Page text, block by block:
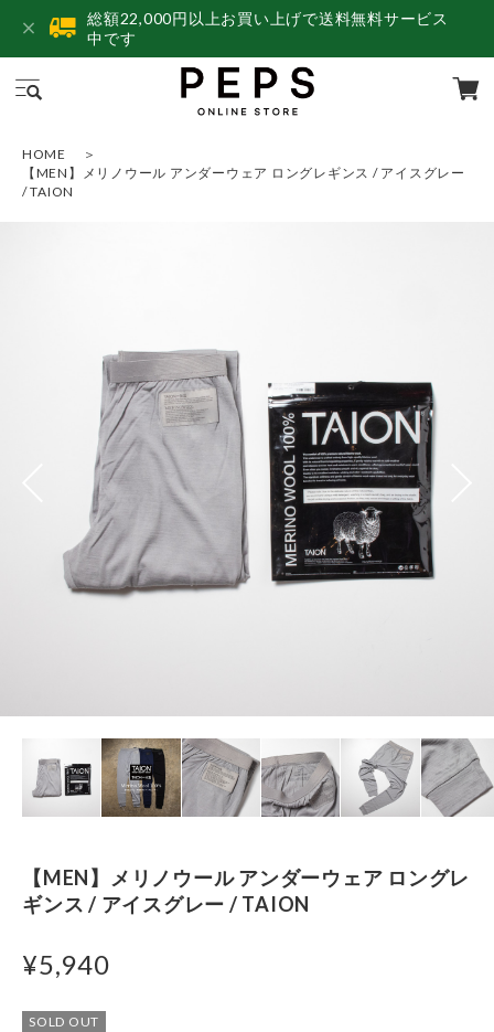
総額22,000円以上お買い上げで送料無料サービス
中です
HOME
【MEN】メリノウール アンダーウェア ロングレギンス / アイスグレー
/ TAION
【MEN】メリノウール アンダーウェア ロングレ
ギンス / アイスグレー / TAION
¥5,940
SOLD OUT